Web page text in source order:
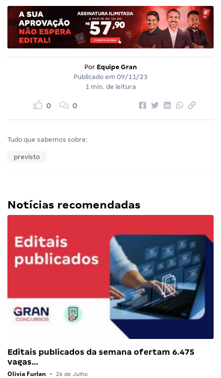
Por Equipe Gran
Publicado em 09/11/23
1 min. de leitura
0 0
Tudo que sabemos sobre:
previsto
Notícias recomendadas
Editais publicados da semana ofertam 6.475
vagas…
Olivia Furlan • 26 de Julho